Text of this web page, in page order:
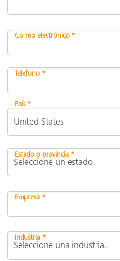
Correo electrónico *
Teléfono *
País *
Estado o provincia *
Empresa *
Industria *